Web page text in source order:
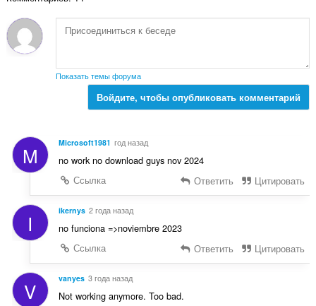
:ц
е
к
:
Показать темы форума
Войдите, чтобы опубликовать комментарий
M Microsoft1981 год назад
no work no download guys nov 2024
Ссылка
Ответить Цитировать
I ikernys 2 года назад
no funciona =>noviembre 2023
Ссылка
Ответить Цитировать
V vanyes 3 года назад
Not working anymore. Too bad.